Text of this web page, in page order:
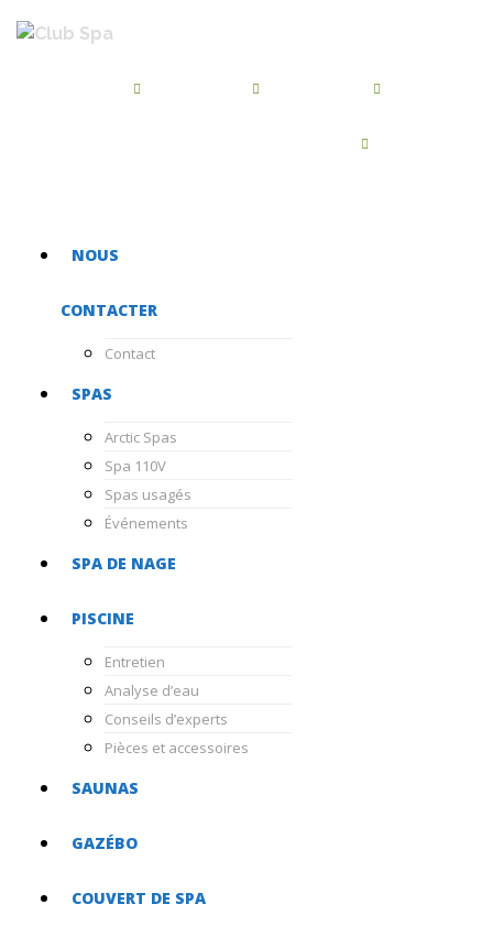
NOUS
CONTACTER
Contact
SPAS
Arctic Spas
Spa 110V
Spas usagés
Événements
SPA DE NAGE
PISCINE
Entretien
Analyse d’eau
Conseils d’experts
Pièces et accessoires
SAUNAS
GAZÉBO
COUVERT DE SPA